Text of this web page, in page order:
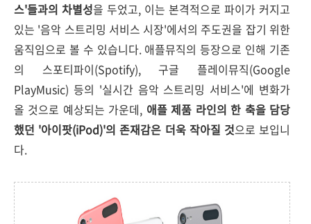
스'들과의 차별성을 두었고, 이는 본격적으로 파이가 커지고
있는 '음악 스트리밍 서비스 시장'에서의 주도권을 잡기 위한
움직임으로 볼 수 있습니다. 애플뮤직의 등장으로 인해 기존
의 스포티파이(Spotify), 구글 플레이뮤직(Google
PlayMusic) 등의 '실시간 음악 스트리밍 서비스'에 변화가
올 것으로 예상되는 가운데, 애플 제품 라인의 한 축을 담당
했던 '아이팟(iPod)'의 존재감은 더욱 작아질 것으로 보입니
다.